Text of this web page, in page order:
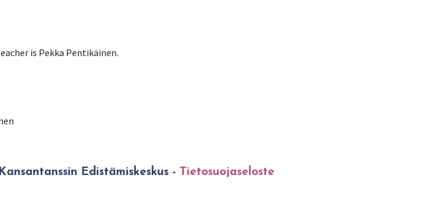
is Pekka Pentikäinen.
Edistämiskeskus - Tietosuojaseloste